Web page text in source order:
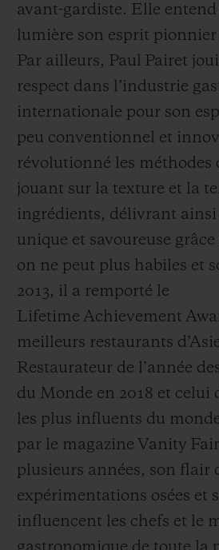
avant-gardiste. Elle
lumière son esprit pionnier
Par ailleurs, Paul Pairet
respect dans l’industrie
internationale pour son
peu conventionnel et
révolutionné les méthodes
jouant sur la texture et la
ingrédients, délivrant ainsi
unique et savoureuse
on ne peut plus habiles et
2013, il a remporté le
Lifetime Achievement
meilleurs restaurants
Restaurateur de l’année
du Monde en 2018 et celui
les plus influents du
par le magazine Vanity
plusieurs années, son flair
expérimentations osées et
influencent les chefs et le